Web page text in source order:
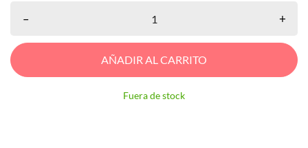
– +
AÑADIR AL CARRITO
Fuera de stock